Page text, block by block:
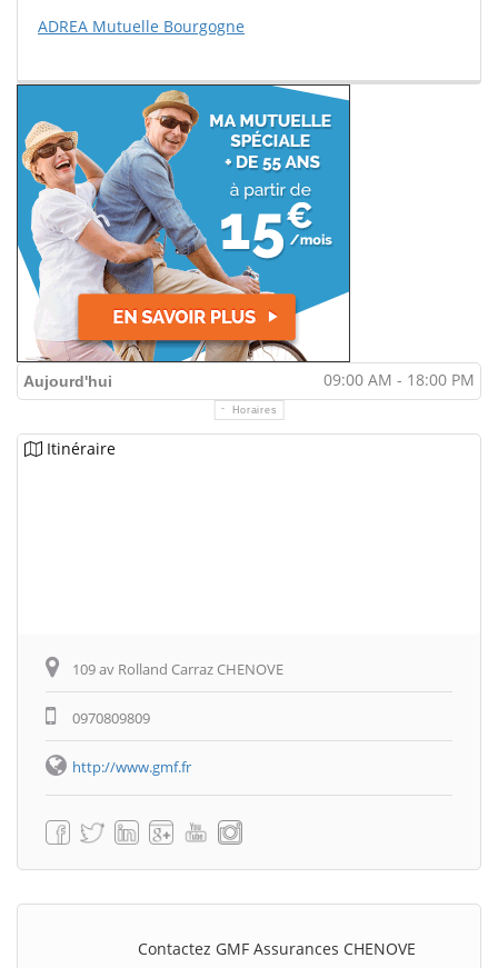
ADREA Mutuelle Bourgogne
Aujourd'hui 09:00 AM - 18:00 PM
Horaires
Itinéraire
109 av Rolland Carraz CHENOVE
0970809809
http://www.gmf.fr
Contactez GMF Assurances CHENOVE